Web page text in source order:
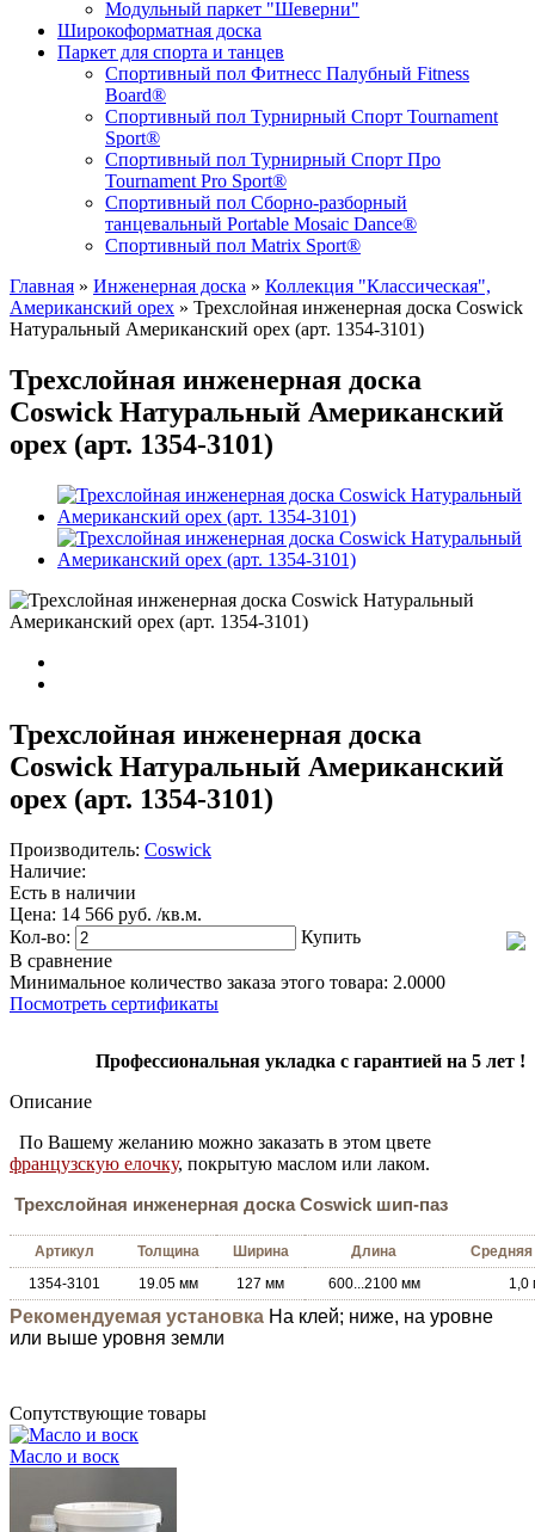
Модульный паркет "Шеверни"
Широкоформатная доска
Паркет для спорта и танцев
Спортивный пол Фитнесс Палубный Fitness
Board®
Спортивный пол Турнирный Спорт Tournament
Sport®
Спортивный пол Турнирный Спорт Про
Tournament Pro Sport®
Спортивный пол Сборно-разборный
танцевальный Portable Mosaic Dance®
Спортивный пол Matrix Sport®
Главная » Инженерная доска » Коллекция "Классическая",
Американский орех » Трехслойная инженерная доска Coswick
Натуральный Американский орех (арт. 1354-3101)
Трехслойная инженерная доска
Coswick Натуральный Американский
орех (арт. 1354-3101)
Трехслойная инженерная доска
Coswick Натуральный Американский
орех (арт. 1354-3101)
Производитель: Coswick
Наличие:
Есть в наличии
Цена: 14 566 руб. /кв.м.
Кол-во:
Купить
В сравнение
Минимальное количество заказа этого товара: 2.0000
Посмотреть сертификаты
Профессиональная укладка с гарантией на 5 лет !
Описание
По Вашему желанию можно заказать в этом цвете
французскую елочку, покрытую маслом или лаком.
Трехслойная инженерная доска Coswick шип-паз
Артикул Толщина Ширина Длина
1354-3101
19.05 мм 127 мм 600...2100 мм 1,0
Рекомендуемая установка На клей; ниже, на уровне
или выше уровня земли
Сопутствующие товары
Масло и воск